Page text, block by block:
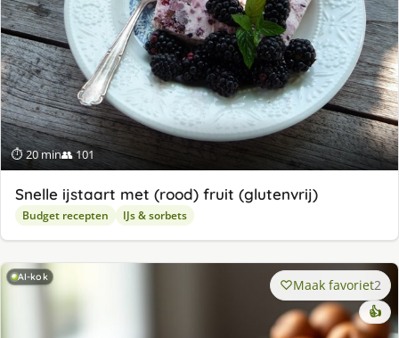
⏱ 20 min👥 101
Snelle ijstaart met (rood) fruit (glutenvrij)
Budget recepten IJs & sorbets
AI-kok Maak favoriet2
👍